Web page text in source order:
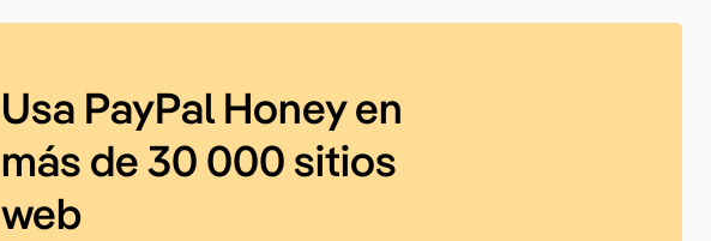
Usa PayPal Honey en
más de 30 000 sitios
web